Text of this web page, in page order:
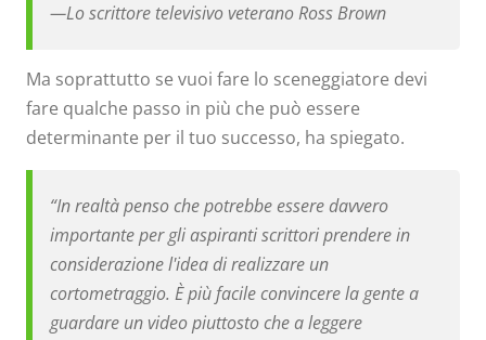
—Lo scrittore televisivo veterano Ross Brown
Ma soprattutto se vuoi fare lo sceneggiatore devi
fare qualche passo in più che può essere
determinante per il tuo successo, ha spiegato.
“In realtà penso che potrebbe essere davvero
importante per gli aspiranti scrittori prendere in
considerazione l'idea di realizzare un
cortometraggio. È più facile convincere la gente a
guardare un video piuttosto che a leggere